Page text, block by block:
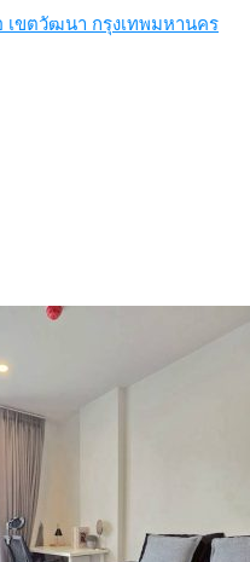
เขตวัฒนา กรุงเทพมหานคร